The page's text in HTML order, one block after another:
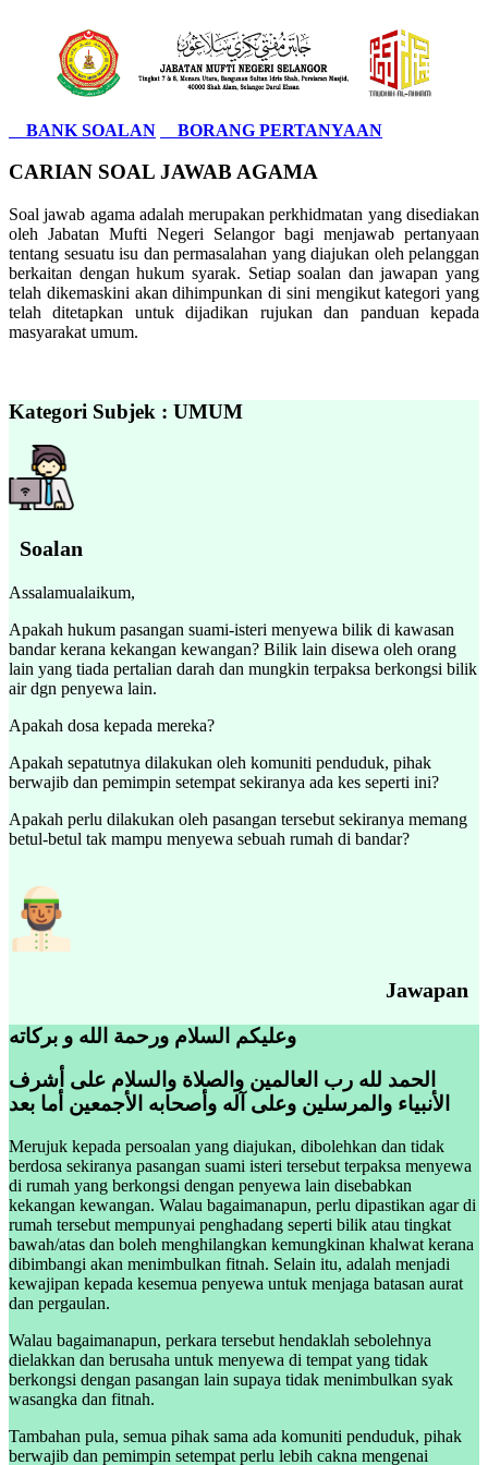
BANK SOALAN BORANG PERTANYAAN
CARIAN SOAL JAWAB AGAMA
Soal jawab agama adalah merupakan perkhidmatan yang disediakan
oleh Jabatan Mufti Negeri Selangor bagi menjawab pertanyaan
tentang sesuatu isu dan permasalahan yang diajukan oleh pelanggan
berkaitan dengan hukum syarak. Setiap soalan dan jawapan yang
telah dikemaskini akan dihimpunkan di sini mengikut kategori yang
telah ditetapkan untuk dijadikan rujukan dan panduan kepada
masyarakat umum.
Kategori Subjek : UMUM
Soalan
Assalamualaikum,
Apakah hukum pasangan suami-isteri menyewa bilik di kawasan
bandar kerana kekangan kewangan? Bilik lain disewa oleh orang
lain yang tiada pertalian darah dan mungkin terpaksa berkongsi bilik
air dgn penyewa lain.
Apakah dosa kepada mereka?
Apakah sepatutnya dilakukan oleh komuniti penduduk, pihak
berwajib dan pemimpin setempat sekiranya ada kes seperti ini?
Apakah perlu dilakukan oleh pasangan tersebut sekiranya memang
betul-betul tak mampu menyewa sebuah rumah di bandar?
Jawapan
وعليكم السلام ورحمة الله و بركاته
الحمد لله رب العالمين والصلاة والسلام على أشرف
الأنبياء والمرسلين وعلى آله وأصحابه الأجمعين أما بعد
Merujuk kepada persoalan yang diajukan, dibolehkan dan tidak
berdosa sekiranya pasangan suami isteri tersebut terpaksa menyewa
di rumah yang berkongsi dengan penyewa lain disebabkan
kekangan kewangan. Walau bagaimanapun, perlu dipastikan agar di
rumah tersebut mempunyai penghadang seperti bilik atau tingkat
bawah/atas dan boleh menghilangkan kemungkinan khalwat kerana
dibimbangi akan menimbulkan fitnah. Selain itu, adalah menjadi
kewajipan kepada kesemua penyewa untuk menjaga batasan aurat
dan pergaulan.
Walau bagaimanapun, perkara tersebut hendaklah sebolehnya
dielakkan dan berusaha untuk menyewa di tempat yang tidak
berkongsi dengan pasangan lain supaya tidak menimbulkan syak
wasangka dan fitnah.
Tambahan pula, semua pihak sama ada komuniti penduduk, pihak
berwajib dan pemimpin setempat perlu lebih cakna mengenai